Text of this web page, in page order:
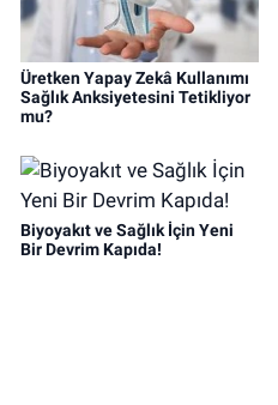
Üretken Yapay Zekâ Kullanımı
Sağlık Anksiyetesini Tetikliyor
mu?
Biyoyakıt ve Sağlık İçin Yeni
Bir Devrim Kapıda!